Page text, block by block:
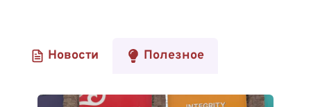
Новости Полезное